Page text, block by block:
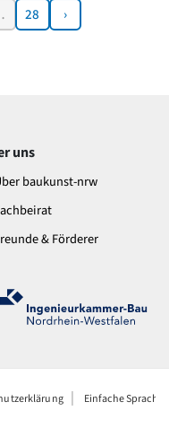
28 ›
uns
baukunst-nrw
& Förderer
Einfache Sprache